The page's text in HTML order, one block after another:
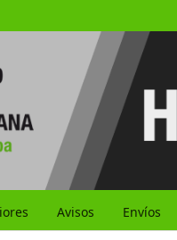
Avisos Envíos